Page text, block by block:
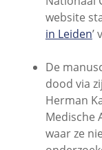
website
in Leiden’
De
dood via
Herman
Medische
waar ze